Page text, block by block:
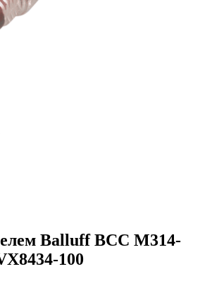
Balluff BCC M314-
100